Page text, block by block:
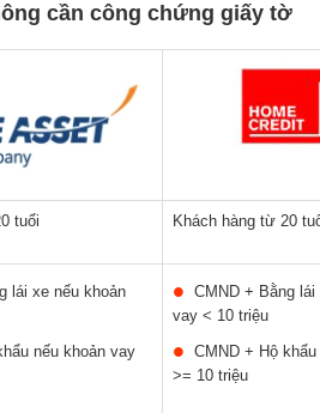
cần công chứng giấy tờ
tuổi Khách hàng từ 20
lái xe nếu khoản
nếu khoản vay
CMND + Bằng
vay < 10 triệu
CMND + Hộ
>= 10 triệu